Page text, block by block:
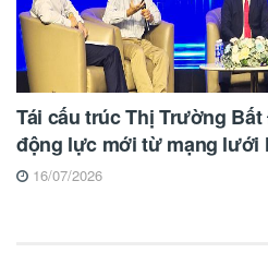
Tái cấu trúc Thị Trường Bất
động lực mới từ mạng lưới
16/07/2026